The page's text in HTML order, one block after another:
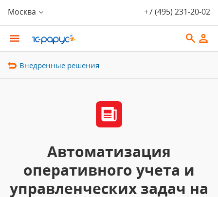
Москва +7 (495) 231-20-02
Внедрённые решения
Автоматизация
оперативного учета и
управленческих задач на